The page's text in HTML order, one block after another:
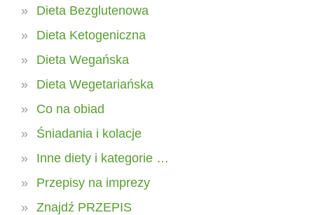
Dieta Bezglutenowa
Dieta Ketogeniczna
Dieta Wegańska
Dieta Wegetariańska
Co na obiad
Śniadania i kolacje
Inne diety i kategorie …
Przepisy na imprezy
Znajdź PRZEPIS